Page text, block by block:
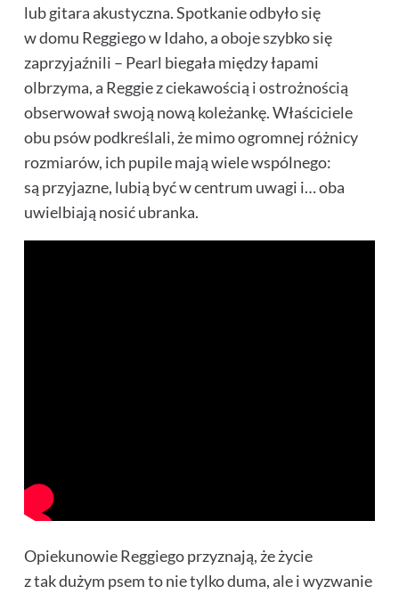
lub gitara akustyczna.Spotkanie odbyło się
w domu Reggiego w Idaho, a oboje szybko się
zaprzyjaźnili – Pearl biegała między łapami
olbrzyma, a Reggie z ciekawością i ostrożnością
obserwował swoją nową koleżankę. Właściciele
obu psów podkreślali, że mimo ogromnej różnicy
rozmiarów, ich pupile mają wiele wspólnego:
są przyjazne, lubią być w centrum uwagi i… oba
uwielbiają nosić ubranka.
Opiekunowie Reggiego przyznają, że życie
z tak dużym psem to nie tylko duma, ale i wyzwanie